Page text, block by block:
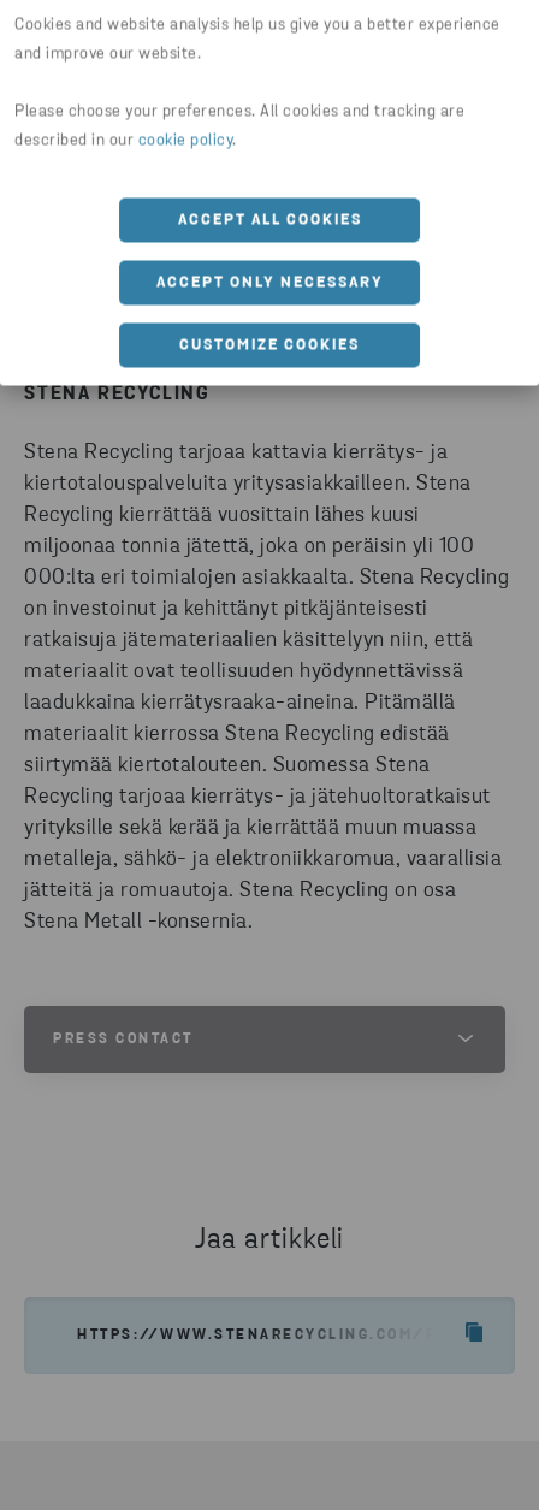
Cookies and website analysis help us give you a better experience
and improve our website.
Please choose your preferences. All cookies and tracking are
described in our cookie policy.
ACCEPT ALL COOKIES
ACCEPT ONLY NECESSARY
CUSTOMIZE COOKIES
Uskon, että pohjoismaisilla yrityksillä on
mahdollisuus olla edelläkävijöitä, sillä meillä on
hyvä luottamus eri toimialojen välillä.”
operations in Denmark.
STENA RECYCLING
Stena Recycling tarjoaa kattavia kierrätys- ja
kiertotalouspalveluita yritysasiakkailleen. Stena
Recycling kierrättää vuosittain lähes kuusi
miljoonaa tonnia jätettä, joka on peräisin yli 100
000:lta eri toimialojen asiakkaalta. Stena Recycling
on investoinut ja kehittänyt pitkäjänteisesti
ratkaisuja jätemateriaalien käsittelyyn niin, että
materiaalit ovat teollisuuden hyödynnettävissä
laadukkaina kierrätysraaka-aineina. Pitämällä
materiaalit kierrossa Stena Recycling edistää
siirtymää kiertotalouteen. Suomessa Stena
Recycling tarjoaa kierrätys- ja jätehuoltoratkaisut
yrityksille sekä kerää ja kierrättää muun muassa
metalleja, sähkö- ja elektroniikkaromua, vaarallisia
jätteitä ja romuautoja. Stena Recycling on osa
Stena Metall -konsernia.
PRESS CONTACT
Jaa artikkeli
HTTPS://WWW.STENARECYCLING.COM/FI/